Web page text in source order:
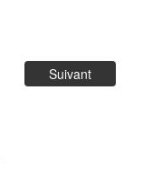
Suivant